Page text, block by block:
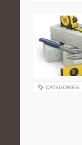
CATEGORIES: